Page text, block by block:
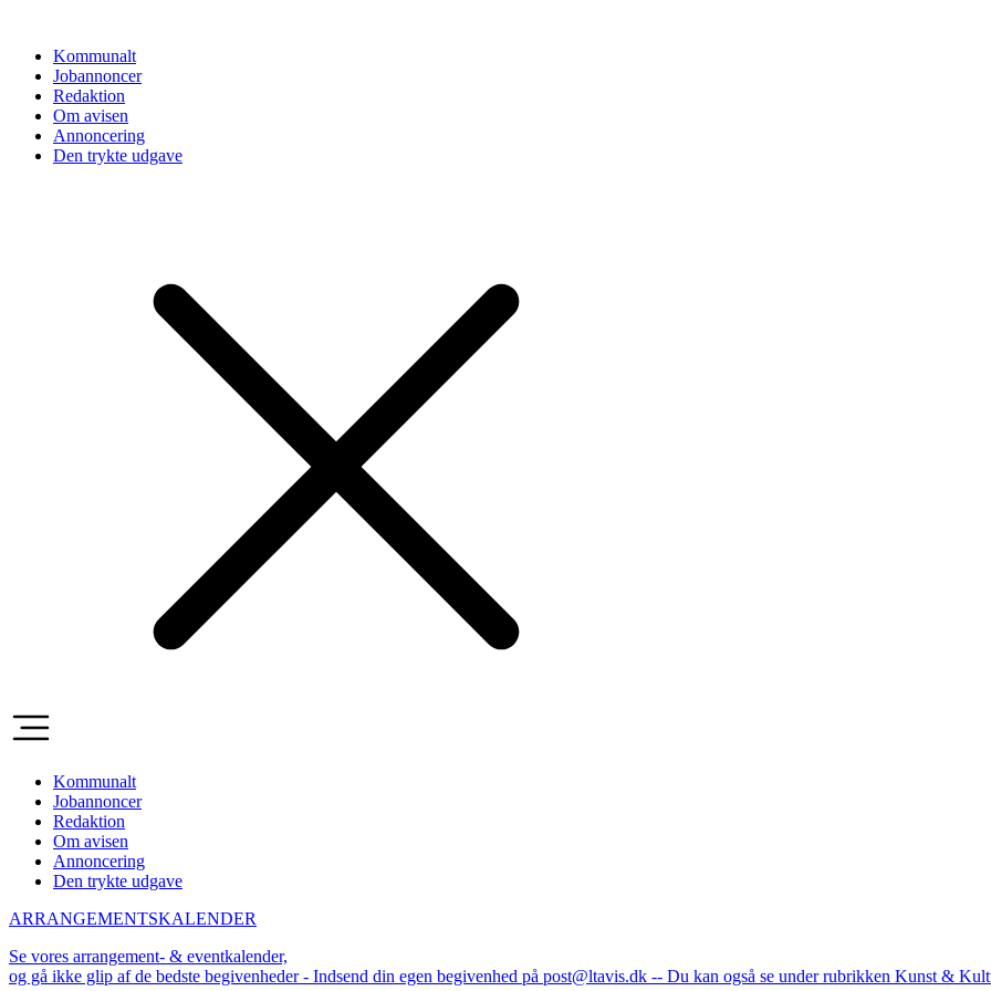
indholdKommunalt
Jobannoncer
Redaktion
Om avisen
Annoncering
Den trykte udgave
Kommunalt
Jobannoncer
Redaktion
Om avisen
Annoncering
Den trykte udgave
ARRANGEMENTSKALENDER
Se vores arrangement- & eventkalender,
og gå ikke glip af de bedste begivenheder - Indsend din egen begivenhed på post@ltavis.dk -- Du kan også se under rubrikken Kunst &